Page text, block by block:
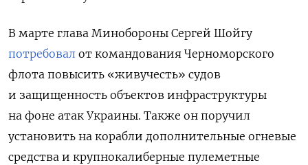
В марте глава Минобороны Сергей Шойгу
потребовал от командования Черноморского
флота повысить «живучесть» судов
и защищенность объектов инфраструктуры
на фоне атак Украины. Также он поручил
установить на корабли дополнительные огневые
средства и крупнокалиберные пулеметные